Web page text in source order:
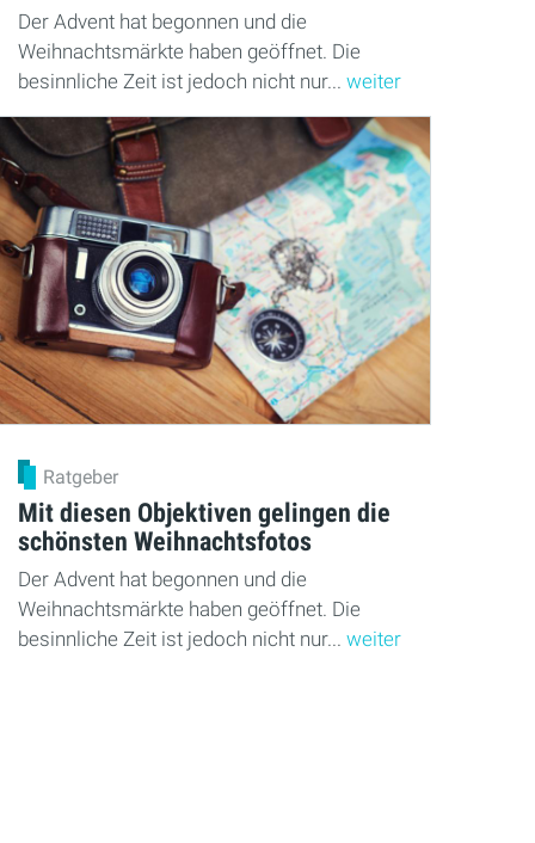
Der Advent hat begonnen und die
Weihnachtsmärkte haben geöffnet. Die
besinnliche Zeit ist jedoch nicht nur... weiter
Ratgeber
Mit diesen Objektiven gelingen die
schönsten Weihnachtsfotos
Der Advent hat begonnen und die
Weihnachtsmärkte haben geöffnet. Die
besinnliche Zeit ist jedoch nicht nur... weiter